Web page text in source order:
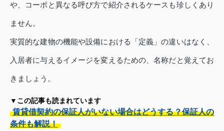
や、コーポと異なる呼び方で紹介されるケースも珍しくあり
ません。
実質的な建物の機能や設備における「定義」の違いはなく、
入居者に与えるイメージを変えるための、名称だと覚えてお
きましょう。
▼この記事も読まれています
賃貸借契約の保証人がいない場合はどうする？保証人の
条件も解説！